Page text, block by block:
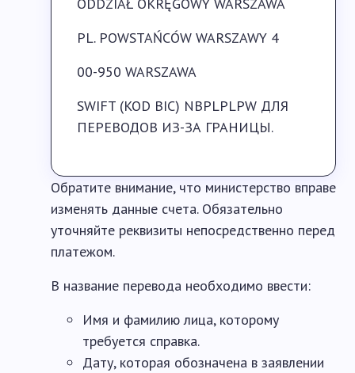
PL. POWSTAŃCÓW WARSZAWY 4
00-950 WARSZAWA
SWIFT (KOD BIC) NBPLPLPW ДЛЯ
ПЕРЕВОДОВ ИЗ-ЗА ГРАНИЦЫ.
Обратите внимание, что министерство вправе
изменять данные счета. Обязательно
уточняйте реквизиты непосредственно перед
платежом.
В название перевода необходимо ввести:
Имя и фамилию лица, которому
требуется справка.
Дату, которая обозначена в заявлении